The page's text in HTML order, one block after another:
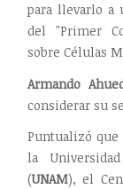
para llevarlo a
del "Primer
sobre Células
Armando
considerar su
Puntualizó que
la
(UNAM), el